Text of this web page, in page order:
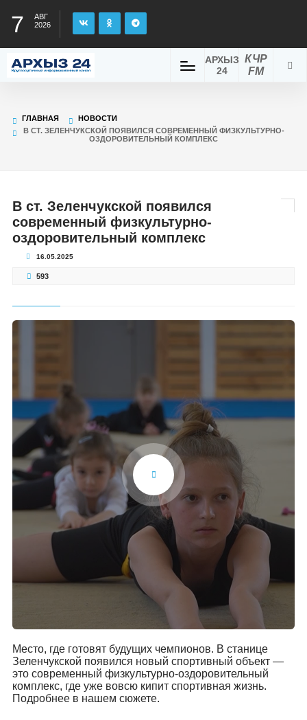
7
АВГ
2026
КЧР
FM
АРХЫЗ
24
ГЛАВНАЯ
НОВОСТИ
В СТ. ЗЕЛЕНЧУКСКОЙ ПОЯВИЛСЯ СОВРЕМЕННЫЙ ФИЗКУЛЬТУРНО-
ОЗДОРОВИТЕЛЬНЫЙ КОМПЛЕКС
В ст. Зеленчукской появился
современный физкультурно-
оздоровительный комплекс
16.05.2025
593
Место, где готовят будущих чемпионов. В станице
Зеленчукской появился новый спортивный объект —
это современный физкультурно-оздоровительный
комплекс, где уже вовсю кипит спортивная жизнь.
Подробнее в нашем сюжете.